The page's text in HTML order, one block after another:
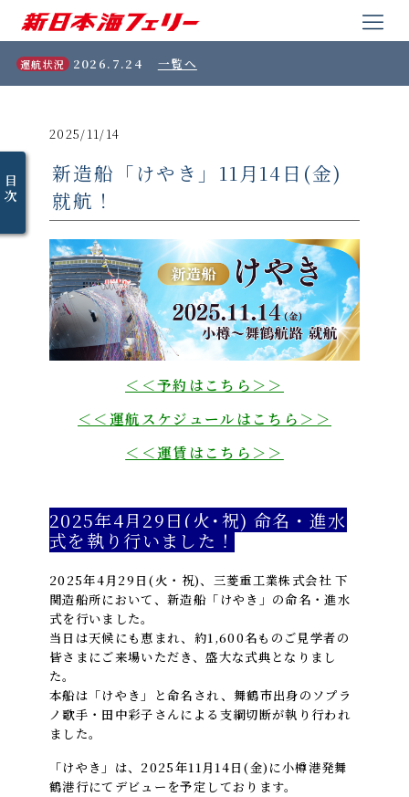
運航状況 2026.7.24 一覧へ
目
次
2025/11/14
新造船「けやき」11月14日(金)
就航！
＜＜予約はこちら＞＞
＜＜運航スケジュールはこちら＞＞
＜＜運賃はこちら＞＞
2025年4月29日(火･祝) 命名・進水
式を執り行いました！
2025年4月29日(火・祝)、三菱重工業株式会社 下
関造船所において、新造船「けやき」の命名・進水
式を行いました。
当日は天候にも恵まれ、約1,600名ものご見学者の
皆さまにご来場いただき、盛大な式典となりまし
た。
本船は「けやき」と命名され、舞鶴市出身のソプラ
ノ歌手・田中彩子さんによる支綱切断が執り行われ
ました。
「けやき」は、2025年11月14日(金)に小樽港発舞
鶴港行にてデビューを予定しております。